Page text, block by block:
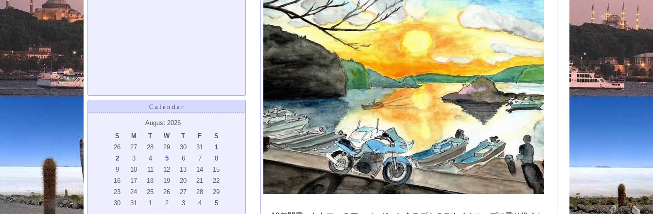
Calendar
August 2026
S
M T W T F
S
26
27 28 29 30 31
1
2
3 4 5 6 7
8
9
10 11 12 13 14
15
16
17 18 19 20 21
22
23
24 25 26 27 28
29
30
31 1 2 3 4 5